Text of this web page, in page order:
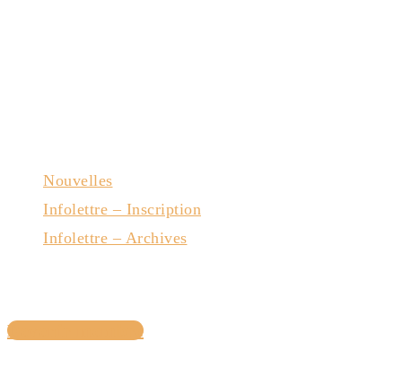
Nouvelles
Infolettre – Inscription
Infolettre – Archives
Devenir membre